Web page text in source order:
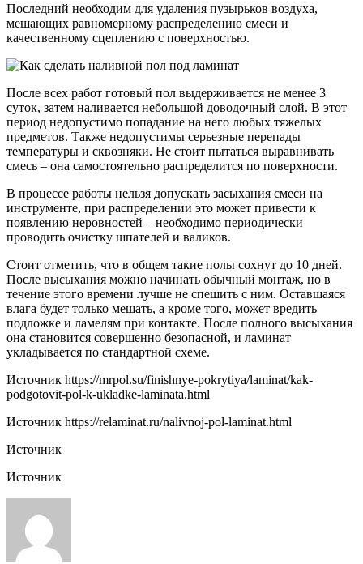
Последний необходим для удаления пузырьков воздуха,
мешающих равномерному распределению смеси и
качественному сцеплению с поверхностью.
После всех работ готовый пол выдерживается не менее 3
суток, затем наливается небольшой доводочный слой. В этот
период недопустимо попадание на него любых тяжелых
предметов. Также недопустимы серьезные перепады
температуры и сквозняки. Не стоит пытаться выравнивать
смесь – она самостоятельно распределится по поверхности.
В процессе работы нельзя допускать засыхания смеси на
инструменте, при распределении это может привести к
появлению неровностей – необходимо периодически
проводить очистку шпателей и валиков.
Стоит отметить, что в общем такие полы сохнут до 10 дней.
После высыхания можно начинать обычный монтаж, но в
течение этого времени лучше не спешить с ним. Оставшаяся
влага будет только мешать, а кроме того, может вредить
подложке и ламелям при контакте. После полного высыхания
она становится совершенно безопасной, и ламинат
укладывается по стандартной схеме.
Источник https://mrpol.su/finishnye-pokrytiya/laminat/kak-
podgotovit-pol-k-ukladke-laminata.html
Источник https://relaminat.ru/nalivnoj-pol-laminat.html
Источник
Источник